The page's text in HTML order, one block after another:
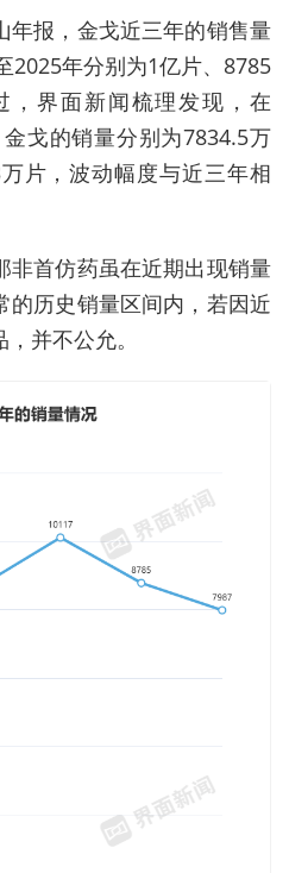
年报，金戈近三年的销售量
年分别为1亿片、8785
，界面新闻梳理发现，在
戈的销量分别为7834.5万
片，波动幅度与近三年相
非首仿药虽在近期出现销量
的历史销量区间内，若因近
并不公允。